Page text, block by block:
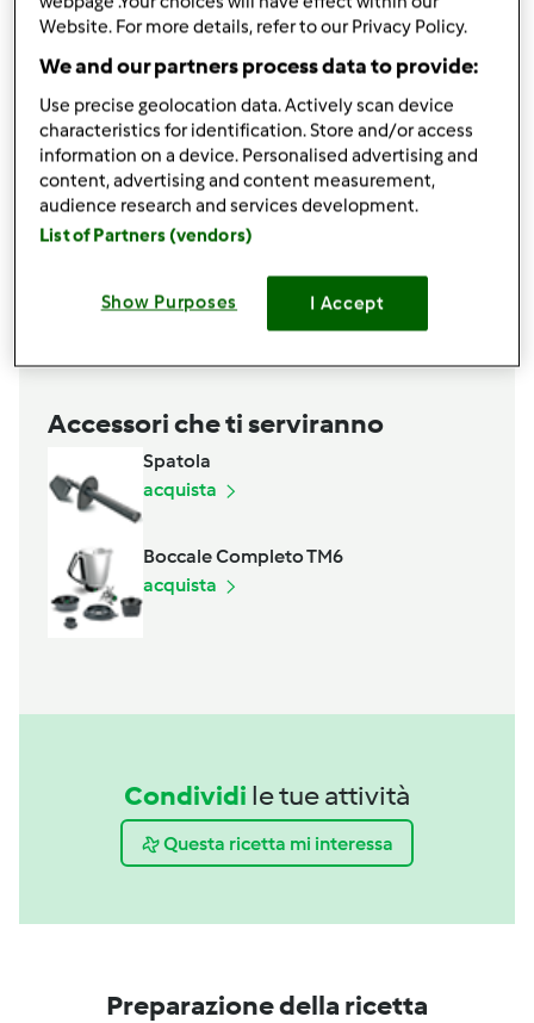
Ingredienti
Staccante per non imburrare ed
infarinare più le teglie
50grammiburro
70 grammifarina00
olio di semi di girasole
Aggiungi alla lista della spesa
Accessori che ti serviranno
Spatola
acquista
Boccale Completo TM6
acquista
Condividi le tue attività
Questa ricetta mi interessa
Preparazione della ricetta
Website. For more details, refer to our Privacy Policy.
We and our partners process data to provide:
Use precise geolocation data. Actively scan device
characteristics for identification. Store and/or access
information on a device. Personalised advertising and
content, advertising and content measurement,
audience research and services development.
List of Partners (vendors)
Show Purposes I Accept